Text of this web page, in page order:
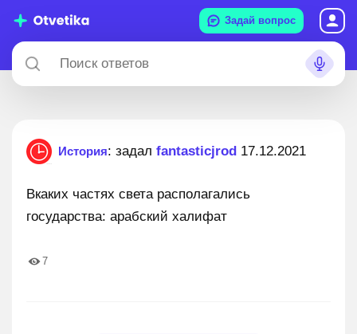
Задай вопрос
История: задал fantasticjrod 17.12.2021
Вкаких частях света располагались
государства: арабский халифат
7